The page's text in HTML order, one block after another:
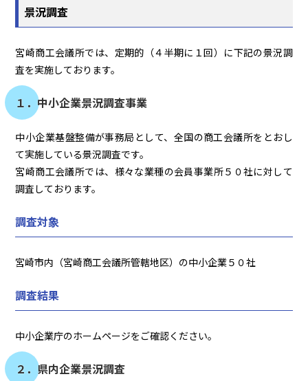
景況調査
宮崎商工会議所では、定期的（４半期に１回）に下記の景況調
査を実施しております。
１．中小企業景況調査事業
中小企業基盤整備が事務局として、全国の商工会議所をとおし
て実施している景況調査です。
宮崎商工会議所では、様々な業種の会員事業所５０社に対して
調査しております。
調査対象
宮崎市内（宮崎商工会議所管轄地区）の中小企業５０社
調査結果
中小企業庁のホームページをご確認ください。
２．県内企業景況調査